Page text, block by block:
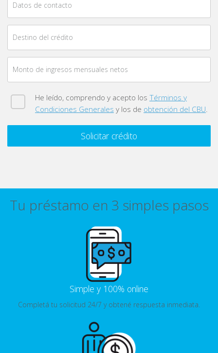
Datos de contacto
Destino del crédito
Monto de ingresos mensuales netos
He leído, comprendo y acepto los Términos y
Condiciones Generales y los de obtención del CBU.
Solicitar crédito
Tu préstamo en 3 simples pasos
Simple y 100% online
Completá tu solicitud 24/7 y obtené respuesta inmediata.